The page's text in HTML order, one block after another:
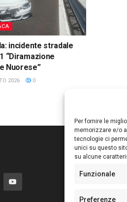
Per fornire le
memorizzare e/o
tecnologie ci
unici su questo
su alcune
Funzionale
Preferenze
incidente stradale
“Diramazione
Nuorese”
2026 0
Editore:
Sede: